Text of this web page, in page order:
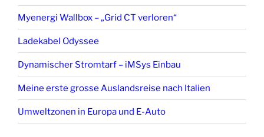
Myenergi Wallbox – „Grid CT verloren“
Ladekabel Odyssee
Dynamischer Stromtarf – iMSys Einbau
Meine erste grosse Auslandsreise nach Italien
Umweltzonen in Europa und E-Auto